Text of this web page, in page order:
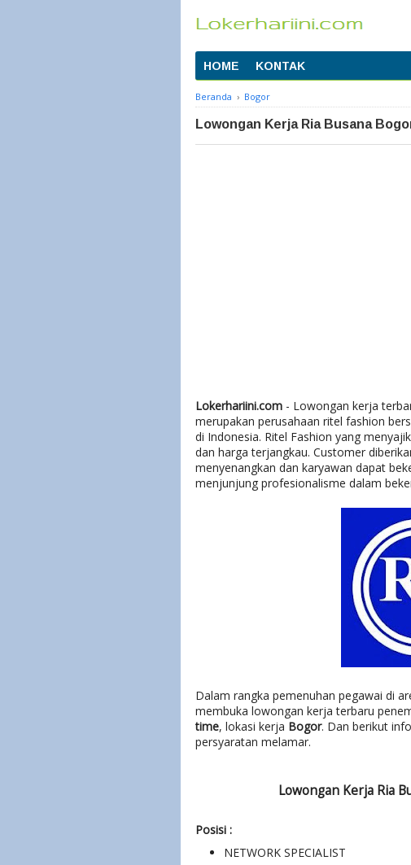
HOME KONTAK
Beranda › Bogor
Lowongan Kerja Ria Busana
Lokerhariini.com - Lowongan kerja
merupakan perusahaan ritel fashion
di Indonesia. Ritel Fashion yang
dan harga terjangkau. Customer
menyenangkan dan karyawan dapat
menjunjung profesionalisme dalam
Dalam rangka pemenuhan pegawai di
membuka lowongan kerja terbaru
time, lokasi kerja Bogor. Dan berikut
persyaratan melamar.
Lowongan Kerja Ria
Posisi :
NETWORK SPECIALIST